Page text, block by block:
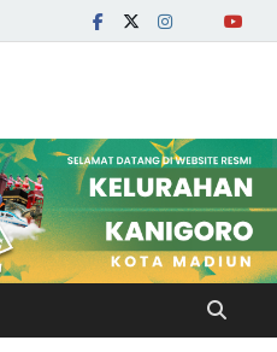
Kanigoro